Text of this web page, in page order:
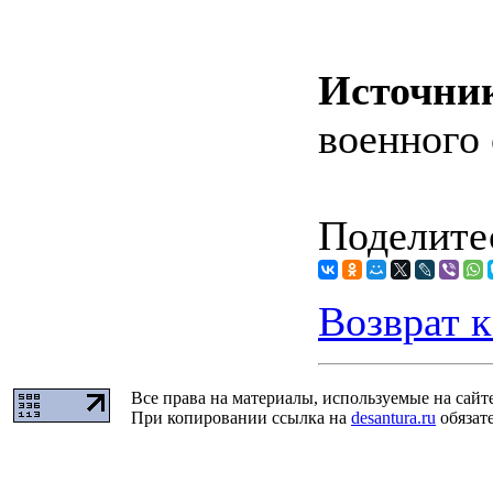
военного
Возврат
Все права на материалы, используемые на
При копировании ссылка на desantura.ru